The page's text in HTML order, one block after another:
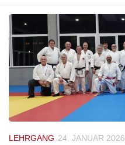
LEHRGANG 24. JANUAR 2026